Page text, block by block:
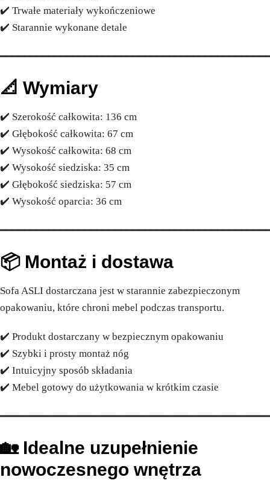
✔️ Trwałe materiały wykończeniowe
✔️ Starannie wykonane detale
📐 Wymiary
✔️ Szerokość całkowita: 136 cm
✔️ Głębokość całkowita: 67 cm
✔️ Wysokość całkowita: 68 cm
✔️ Wysokość siedziska: 35 cm
✔️ Głębokość siedziska: 57 cm
✔️ Wysokość oparcia: 36 cm
📦 Montaż i dostawa
Sofa ASLI dostarczana jest w starannie zabezpieczonym
opakowaniu, które chroni mebel podczas transportu.
✔️ Produkt dostarczany w bezpiecznym opakowaniu
✔️ Szybki i prosty montaż nóg
✔️ Intuicyjny sposób składania
✔️ Mebel gotowy do użytkowania w krótkim czasie
🏡 Idealne uzupełnienie
nowoczesnego wnętrza